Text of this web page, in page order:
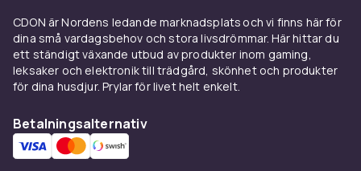
CDON är Nordens ledande marknadsplats och vi finns här för
dina små vardagsbehov och stora livsdrömmar. Här hittar du
ett ständigt växande utbud av produkter inom gaming,
leksaker och elektronik till trädgård, skönhet och produkter
för dina husdjur. Prylar för livet helt enkelt.
Betalningsalternativ